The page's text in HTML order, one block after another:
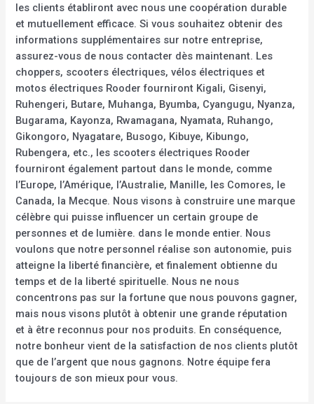
les clients établiront avec nous une coopération durable
et mutuellement efficace. Si vous souhaitez obtenir des
informations supplémentaires sur notre entreprise,
assurez-vous de nous contacter dès maintenant. Les
choppers, scooters électriques, vélos électriques et
motos électriques Rooder fourniront Kigali, Gisenyi,
Ruhengeri, Butare, Muhanga, Byumba, Cyangugu, Nyanza,
Bugarama, Kayonza, Rwamagana, Nyamata, Ruhango,
Gikongoro, Nyagatare, Busogo, Kibuye, Kibungo,
Rubengera, etc., les scooters électriques Rooder
fourniront également partout dans le monde, comme
l’Europe, l’Amérique, l’Australie, Manille, les Comores, le
Canada, la Mecque. Nous visons à construire une marque
célèbre qui puisse influencer un certain groupe de
personnes et de lumière. dans le monde entier. Nous
voulons que notre personnel réalise son autonomie, puis
atteigne la liberté financière, et finalement obtienne du
temps et de la liberté spirituelle. Nous ne nous
concentrons pas sur la fortune que nous pouvons gagner,
mais nous visons plutôt à obtenir une grande réputation
et à être reconnus pour nos produits. En conséquence,
notre bonheur vient de la satisfaction de nos clients plutôt
que de l’argent que nous gagnons. Notre équipe fera
toujours de son mieux pour vous.